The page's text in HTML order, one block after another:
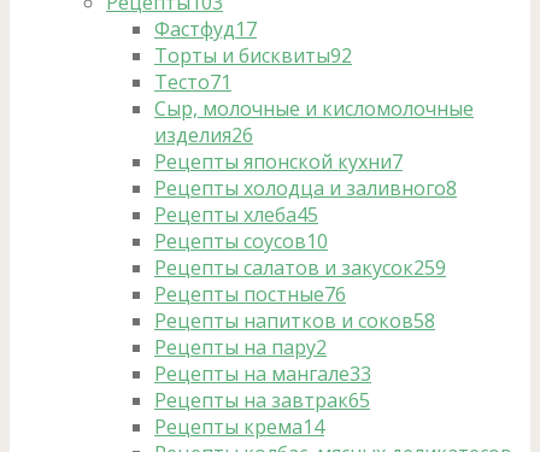
Фастфуд17
Торты и бисквиты92
Тесто71
Сыр, молочные и кисломолочные
изделия26
Рецепты японской кухни7
Рецепты холодца и заливного8
Рецепты хлеба45
Рецепты соусов10
Рецепты салатов и закусок259
Рецепты постные76
Рецепты напитков и соков58
Рецепты на пару2
Рецепты на мангале33
Рецепты на завтрак65
Рецепты крема14